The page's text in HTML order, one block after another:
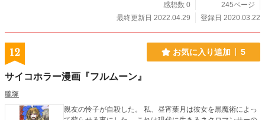
感想数 0
245ページ
最終更新日 2022.04.29
登録日 2020.03.22
12 お気に入り追加 5
サイコホラー漫画『フルムーン』
朧塚
親友の怜子が自殺した。 私、昼宵葉月は彼女を黒魔術によっ